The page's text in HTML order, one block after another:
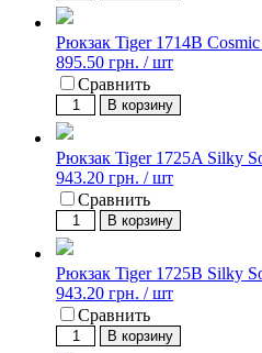
Рюкзак Tiger 1714B
895.50 грн. / шт
Сравнить
В корзину
Рюкзак Tiger 1725A Silky
943.20 грн. / шт
Сравнить
В корзину
Рюкзак Tiger 1725B Silky
943.20 грн. / шт
Сравнить
В корзину